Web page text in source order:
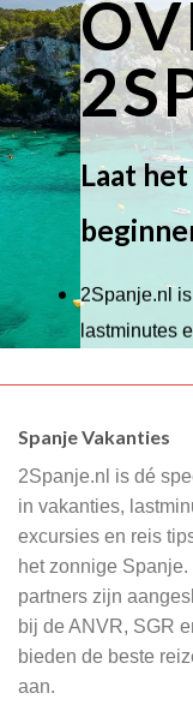
Laat
2Spanje.nl
lastminutes
Wij hebben
of je nu wilt
cultuur wilt
in de natuur.
Bij
voordat je
inspiratie op
Spanje Vakanties
2Spanje.nl is dé
in vakanties,
excursies en reis
het zonnige Spanje.
partners zijn
bij de ANVR, SGR
bieden de beste
aan.